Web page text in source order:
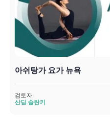
아쉬탕가 요가 뉴욕
검토자:
산딥 솔란키